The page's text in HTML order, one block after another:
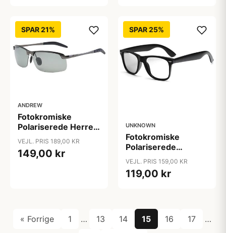
SPAR 21%
ANDREW
Fotokromiske
Polariserede Herre-
Solbriller
(intelligente linser)
"Matrix"
VEJL. PRIS 189,00 KR
149,00 kr
SPAR 25%
UNKNOWN
Fotokromiske
Polariserede
Solbriller
(Intelligente linser)
"Intel"
VEJL. PRIS 159,00 KR
119,00 kr
« Forrige 1 … 13 14 15 16 17
…